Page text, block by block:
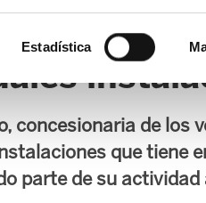
Estadística
concesionaria de los
que tiene
parte de su actividad